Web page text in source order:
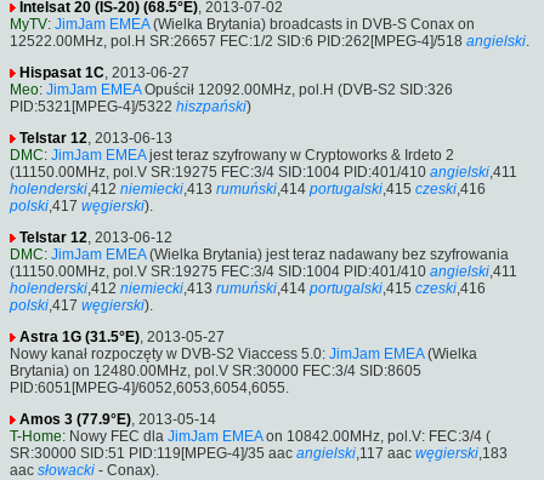
Intelsat 20 (IS-20) (68.5°E), 2013-07-02
MyTV: JimJam EMEA(Wielka Brytania) broadcasts in DVB-S Conax on
12522.00MHz, pol.H SR:26657 FEC:1/2 SID:6 PID:262[MPEG-4]/518 angielski.
Hispasat 1C, 2013-06-27
Meo: JimJam EMEAOpuścił 12092.00MHz, pol.H (DVB-S2 SID:326
PID:5321[MPEG-4]/5322 hiszpański)
Telstar 12, 2013-06-13
DMC: JimJam EMEAjest teraz szyfrowany w Cryptoworks & Irdeto 2
(11150.00MHz, pol.V SR:19275 FEC:3/4 SID:1004 PID:401/410 angielski,411
holenderski,412 niemiecki,413 rumuński,414 portugalski,415 czeski,416
polski,417 węgierski).
Telstar 12, 2013-06-12
DMC: JimJam EMEA(Wielka Brytania) jest teraz nadawany bez szyfrowania
(11150.00MHz, pol.V SR:19275 FEC:3/4 SID:1004 PID:401/410 angielski,411
holenderski,412 niemiecki,413 rumuński,414 portugalski,415 czeski,416
polski,417 węgierski).
Astra 1G (31.5°E), 2013-05-27
Nowy kanał rozpoczęty w DVB-S2 Viaccess 5.0: JimJam EMEA(Wielka
Brytania) on 12480.00MHz, pol.V SR:30000 FEC:3/4 SID:8605
PID:6051[MPEG-4]/6052,6053,6054,6055.
Amos 3 (77.9°E), 2013-05-14
T-Home: Nowy FEC dla JimJam EMEAon 10842.00MHz, pol.V: FEC:3/4 (
SR:30000 SID:51 PID:119[MPEG-4]/35 aac angielski,117 aac węgierski,183
aac słowacki - Conax).